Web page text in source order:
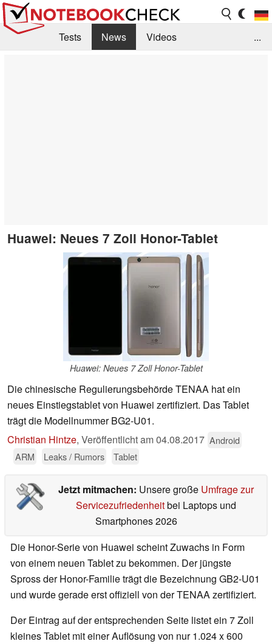
Tests News
Videos
...
Huawei: Neues 7 Zoll Honor-Tablet
Huawei: Neues 7 Zoll Honor-Tablet
Die chinesische Regulierungsbehörde TENAA hat ein
neues Einstiegstablet von Huawei zertifiziert. Das Tablet
trägt die Modellnummer BG2-U01.
Christian Hintze, Veröffentlicht am04.08.2017 Android
ARM
Leaks / Rumors Tablet
Jetzt mitmachen: Unsere große Umfrage zur
Servicezufriedenheitbei Laptops und
Smartphones 2026
Die Honor-Serie von Huawei scheint Zuwachs in Form
von einem neuen Tablet zu bekommen. Der jüngste
Spross der Honor-Familie trägt die Bezeichnung GB2-U01
und wurde gerade erst offiziell von der TENAA zertifiziert.
Der Eintrag auf der entsprechenden Seite listet ein 7 Zoll
kleines Tablet mit einer Auflösung von nur 1.024 x 600